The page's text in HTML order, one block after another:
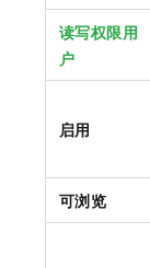
读写权限用
户
启用
可浏览